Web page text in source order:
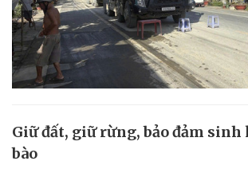
Giữ đất, giữ rừng, bảo đảm sinh
bào